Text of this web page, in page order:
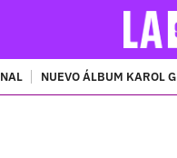
NUEVO ÁLBUM KAROL G